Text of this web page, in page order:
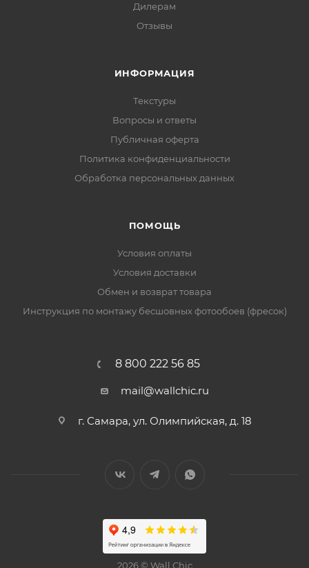
Дилерам
Отзывы
ИНФОРМАЦИЯ
Текстуры
Вопросы и ответы
Публичная оферта
Политика конфиденциальности
Обработка персональных данных
ПОМОЩЬ
Условия оплаты
Условия доставки
Обмен и возврат товара
Инструкция по монтажу бесшовных фотообоев (фресок)
8 800 222 56 85
mail@wallchic.ru
г. Самара, ул. Олимпийская, д. 18
2026 © Wall Chic